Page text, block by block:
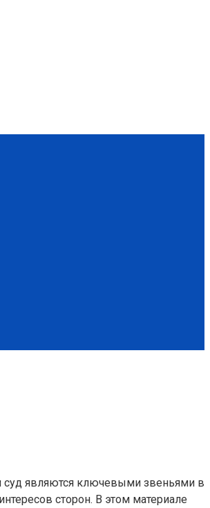
суд являются ключевыми звеньями в
сторон. В этом материале